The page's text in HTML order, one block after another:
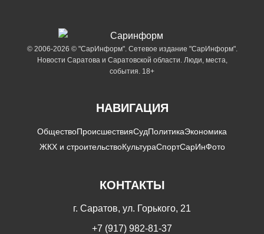
© 2006-2026 © "СарИнформ". Сетевое издание "СарИнформ".
Новости Саратова и Саратовской области. Люди, места,
события. 18+
НАВИГАЦИЯ
ОбществоПроисшествияСудПолитикаЭкономика
ЖКХ и строительствоКультураСпортСарИнФото
КОНТАКТЫ
г. Саратов, ул. Горького, 21
+7 (917) 982-81-37